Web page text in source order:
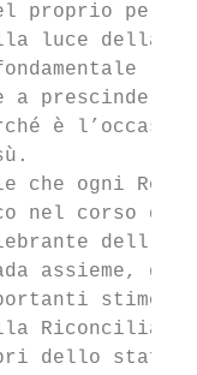
proprio
luce della
la
a prescindere
è
che ogni
nel corso
assieme,
dello staff